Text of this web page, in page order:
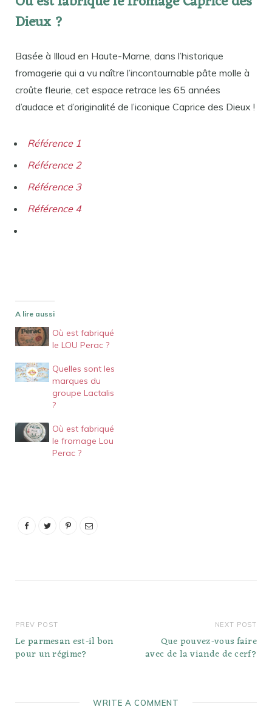
Dieux ?
Basée à Illoud en Haute-Marne, dans l’historique
fromagerie qui a vu naître l’incontournable pâte molle à
croûte fleurie, cet espace retrace les 65 années
d’audace et d’originalité de l’iconique Caprice des Dieux !
Référence 1
Référence 2
Référence 3
Référence 4
A lire aussi
Où est fabriqué
le LOU Perac ?
Quelles sont les
marques du
groupe Lactalis
?
Où est fabriqué
le fromage Lou
Perac ?
PREV POST
Le parmesan est-il bon
pour un régime?
NEXT POST
Que pouvez-vous faire
avec de la viande de cerf?
WRITE A COMMENT